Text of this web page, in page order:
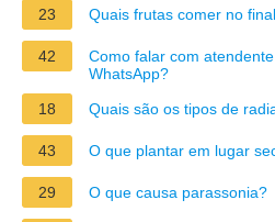
23 Quais frutas comer no
42
Como falar com
WhatsApp?
18
Quais são os tipos de
43 O que plantar em lugar
29 O que causa parassonia?